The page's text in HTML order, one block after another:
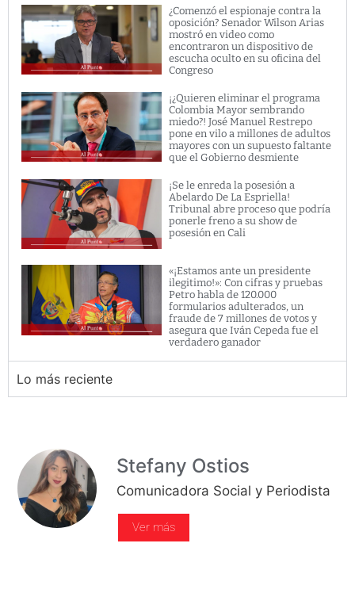
¿Comenzó el espionaje contra la
oposición? Senador Wilson Arias
mostró en video como
encontraron un dispositivo de
escucha oculto en su oficina del
Congreso
¡¿Quieren eliminar el programa
Colombia Mayor sembrando
miedo?! José Manuel Restrepo
pone en vilo a millones de adultos
mayores con un supuesto faltante
que el Gobierno desmiente
¡Se le enreda la posesión a
Abelardo De La Espriella!
Tribunal abre proceso que podría
ponerle freno a su show de
posesión en Cali
«¡Estamos ante un presidente
ilegitimo!»: Con cifras y pruebas
Petro habla de 120.000
formularios adulterados, un
fraude de 7 millones de votos y
asegura que Iván Cepeda fue el
verdadero ganador
Lo más reciente
Stefany Ostios
Comunicadora Social y Periodista
Ver más